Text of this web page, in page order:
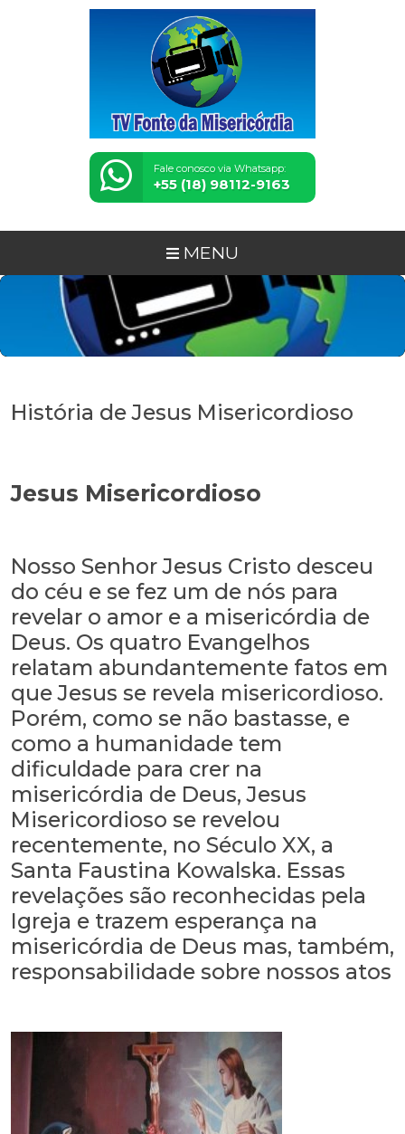
Fale conosco via Whatsapp:
+55 (18) 98112-9163
MENU
História de Jesus Misericordioso
Jesus Misericordioso
Nosso Senhor Jesus Cristo desceu
do céu e se fez um de nós para
revelar o amor e a misericórdia de
Deus. Os quatro Evangelhos
relatam abundantemente fatos em
que Jesus se revela misericordioso.
Porém, como se não bastasse, e
como a humanidade tem
dificuldade para crer na
misericórdia de Deus, Jesus
Misericordioso se revelou
recentemente, no Século XX, a
Santa Faustina Kowalska. Essas
revelações são reconhecidas pela
Igreja e trazem esperança na
misericórdia de Deus mas, também,
responsabilidade sobre nossos atos